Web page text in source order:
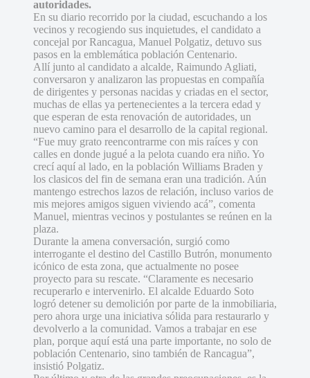
autoridades.
En su diario recorrido por la ciudad, escuchando a los
vecinos y recogiendo sus inquietudes, el candidato a
concejal por Rancagua, Manuel Polgatiz, detuvo sus
pasos en la emblemática población Centenario.
Allí junto al candidato a alcalde, Raimundo Agliati,
conversaron y analizaron las propuestas en compañía
de dirigentes y personas nacidas y criadas en el sector,
muchas de ellas ya pertenecientes a la tercera edad y
que esperan de esta renovación de autoridades, un
nuevo camino para el desarrollo de la capital regional.
“Fue muy grato reencontrarme con mis raíces y con
calles en donde jugué a la pelota cuando era niño. Yo
crecí aquí al lado, en la población Williams Braden y
los clasicos del fin de semana eran una tradición. Aún
mantengo estrechos lazos de relación, incluso varios de
mis mejores amigos siguen viviendo acá”, comenta
Manuel, mientras vecinos y postulantes se reúnen en la
plaza.
Durante la amena conversación, surgió como
interrogante el destino del Castillo Butrón, monumento
icónico de esta zona, que actualmente no posee
proyecto para su rescate. “Claramente es necesario
recuperarlo e intervenirlo. El alcalde Eduardo Soto
logró detener su demolición por parte de la inmobiliaria,
pero ahora urge una iniciativa sólida para restaurarlo y
devolverlo a la comunidad. Vamos a trabajar en ese
plan, porque aquí está una parte importante, no solo de
población Centenario, sino también de Rancagua”,
insistió Polgatiz.